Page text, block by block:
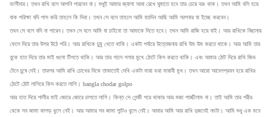
ভাগীদার। তখন রাখি বলে আপনি পারবেন না। শুধুই আমার জ্বালা আধা রেখে ঘুমাতে হবে তার চেয়ে বরং থাক। তখন আমি বলি হয়ে
যাক পরিক্ষা যদি পাস করি তাহলে কি দিবা। তখন সে বলে তাহলে আমি যতদিন আছি আমি আপনার যা ইচ্ছে করবেন।
তখন সে বলে যদি না পারেন। তখন সে বলে আমি যা চাইবো তা আমাকে দিতে হবে। তখন আমি রাজি হয়ে যাই। আর রাখিকে বিছানায়
ফেলে দিয়ে তার উপর উঠে পরি। আর রাখিকে চুমু খেতে থাকি। একটা পর্যায়ে উত্তেজনায় রাখি উম উম করতে থাকে। আর আমি তার
বুকে হাত দিয়ে তার মাই গুলো টিপতে থাকি। আর তার গালে গলায় মুখে ঠোটে কিস করতে থাকি। এবং আমার ঠোট দিয়ে রাখি জিভ
টেনে চুষে দেই। তারপর আমি রাখি চোখের দিকে তাকাতেই দেখি একটা মায়া ভরা মায়াবী মুখ। তখন আরো আবেগপ্রবন হয়ে রাখির
ঠোটে ঠোট লাগিয়ে কিস করতে লাগি। bangla chodar golpo
আর হাত দিয়ে শালীর মাই জোরে জোরে চাপতে লাগি। কিন্ত সে গেন্জী পরে থাকায় আর মজা পাচ্ছীলাম না। তাই আমি তার শরীর
থেকে সব জামা কাপড় খুলে নেই। আর আমার সব জামা পান্টও খুলে নেই। আবার আমি আর রাখি দুজনেই নাংটা। আমি শুধু এক মনে